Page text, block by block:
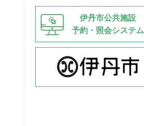
伊丹市公共施設
予約・照会システム